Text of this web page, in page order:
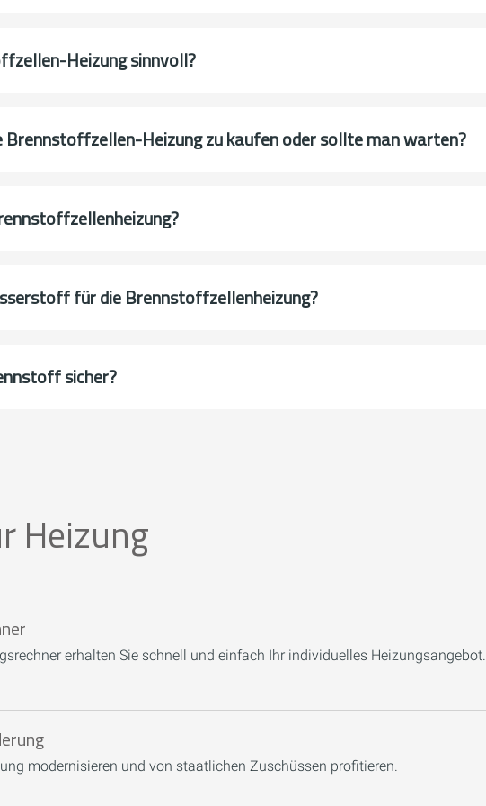
Heizung sinnvoll?
Heizung zu kaufen oder sollte man warten?
für die Brennstoffzellenheizung?
sicher?
Heizung
erhalten Sie schnell und einfach Ihr individuelles Heizungsangebot.
modernisieren und von staatlichen Zuschüssen profitieren.